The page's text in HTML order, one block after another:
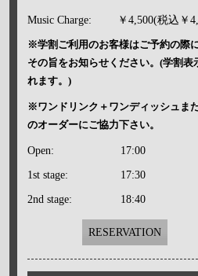
Music Charge: ￥4,500(税込￥
※学割ご利用のお客様はご予約の際
その旨をお知らせください。(学割表
れます。)
※ワンドリンク＋ワンディッシュま
のオーダーにご協力下さい。
Open: 17:00
1st stage: 17:30
2nd stage: 18:40
RESERVATION